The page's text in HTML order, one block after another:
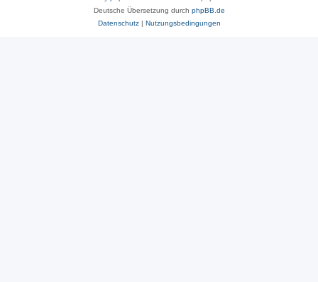
Deutsche Übersetzung durch phpBB.de
Datenschutz| Nutzungsbedingungen